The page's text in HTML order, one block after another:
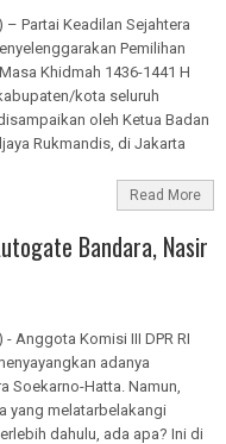
– Partai Keadilan Sejahtera
Pemilihan
Khidmah 1436-1441 H
kota seluruh
oleh Ketua Badan
Rukmandis, di Jakarta
Read More
Bandara, Nasir
Anggota Komisi III DPR RI
adanya
Soekarno-Hatta. Namun,
yang melatarbelakangi
dahulu, ada apa? Ini di